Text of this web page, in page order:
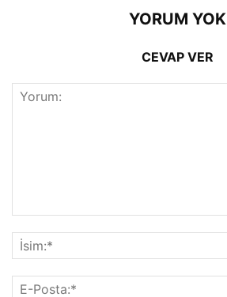
YORUM YOK
CEVAP VER